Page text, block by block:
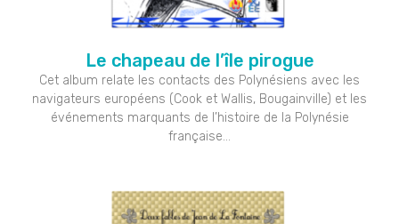
Le chapeau de l’île pirogue
Cet album relate les contacts des Polynésiens avec les
navigateurs européens (Cook et Wallis, Bougainville) et les
événements marquants de l’histoire de la Polynésie
française…